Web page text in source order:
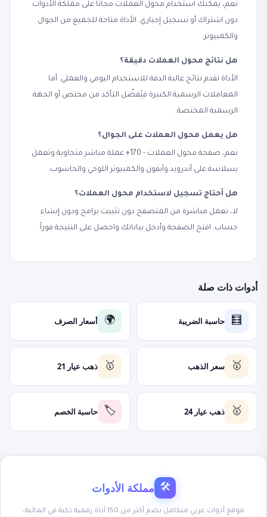
نعم، يمكنك استخدام محول العملات مجاناً على مملكة الأدوات
دون اشتراك أو تسجيل إجباري. الأداة متاحة للجميع من الجوال
والكمبيوتر.
هل نتائج محول العملات دقيقة؟
الأداة تقدم نتائج عالية الدقة للاستخدام اليومي والعملي. أما
المعاملات الرسمية الكبيرة فيُفضّل التأكد من مختص أو الجهة
الرسمية المختصة.
هل يعمل محول العملات على الجوال؟
نعم، صفحة محول العملات - 170+ عملة مباشر متجاوبة وتعمل
بسلاسة على أندرويد وآيفون والكمبيوتر اللوحي والحاسوب.
هل أحتاج تسجيل لاستخدام محول العملات؟
لا، تعمل مباشرة من المتصفح دون تثبيت برامج ودون إنشاء
حساب. افتح الصفحة وأدخل بياناتك واحصل على النتيجة فوراً.
أدوات ذات صلة
🧮 حاسبة الضريبة 🌍 أسعار الصرف
🥇 سعر الذهب 🥇 ذهب عيار 21
🥇 ذهب عيار 24 🏷️ حاسبة الخصم
🛠 مملكة الأدوات
موقع أدوات عربي متكامل يضم أكثر من 150 أداة رقمية ذكية في المالية،